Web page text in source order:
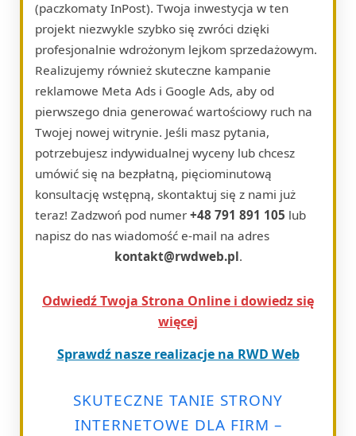
(paczkomaty InPost). Twoja inwestycja w ten
projekt niezwykle szybko się zwróci dzięki
profesjonalnie wdrożonym lejkom sprzedażowym.
Realizujemy również skuteczne kampanie
reklamowe Meta Ads i Google Ads, aby od
pierwszego dnia generować wartościowy ruch na
Twojej nowej witrynie. Jeśli masz pytania,
potrzebujesz indywidualnej wyceny lub chcesz
umówić się na bezpłatną, pięciominutową
konsultację wstępną, skontaktuj się z nami już
teraz! Zadzwoń pod numer +48 791 891 105 lub
napisz do nas wiadomość e-mail na adres
kontakt@rwdweb.pl.
Odwiedź Twoja Strona Online i dowiedz się
więcej
Sprawdź nasze realizacje na RWD Web
SKUTECZNE TANIE STRONY
INTERNETOWE DLA FIRM –